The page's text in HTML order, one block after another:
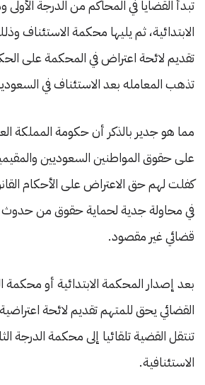
تبدأ القضايا في المحاكم من الدرجة
الابتدائية، ثم يليها محكمة الاستئناف
تقديم لائحة اعتراض في المحكمة على
تذهب المعامله بعد الاستئناف في
مما هو جدير بالذكر أن حكومة المملكة
على حقوق المواطنين السعوديين
كفلت لهم حق الاعتراض على الأحكام
في محاولة جدية لحماية حقوق من
قضائي غير مقصود.
بعد إصدار المحكمة الابتدائية أو محكمة
القضائي يحق للمتهم تقديم لائحة
تنتقل القضية تلقائيا إلى محكمة الدرجة
الاستئنافية.